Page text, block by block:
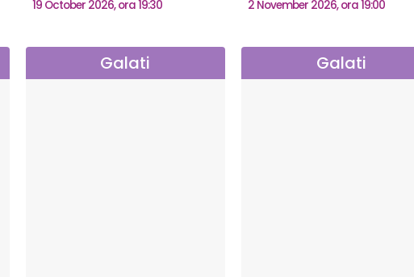
19 October 2026, ora 19:30 2 November 2026, ora 19:00
Galati Galati